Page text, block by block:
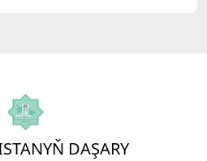
DAŞARY